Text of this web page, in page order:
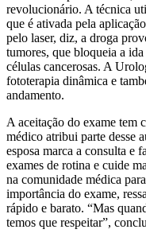
revolucionário. A técnica
que é ativada pela
pelo laser, diz, a droga
tumores, que bloqueia a
células cancerosas. A
fototerapia dinâmica e
andamento.
A aceitação do exame tem
médico atribui parte desse
esposa marca a consulta e
exames de rotina e cuide
na comunidade médica
importância do exame,
rápido e barato. “Mas
temos que respeitar”,